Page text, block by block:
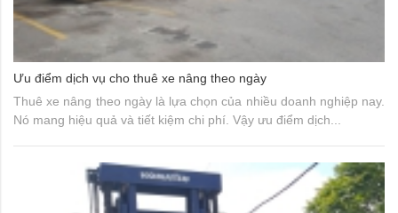
Ưu điểm dịch vụ cho thuê xe nâng theo ngày
Thuê xe nâng theo ngày là lựa chọn của nhiều doanh nghiệp nay.
Nó mang hiệu quả và tiết kiệm chi phí. Vậy ưu điểm dịch...